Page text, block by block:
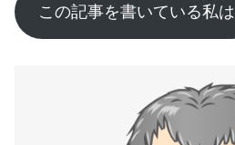
この記事を書いている私は